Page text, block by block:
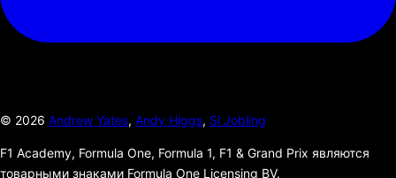
© 2026 Andrew Yates, Andy Higgs, Si Jobling
F1 Academy, Formula One, Formula 1, F1 & Grand Prix являются
товарными знаками Formula One Licensing BV.